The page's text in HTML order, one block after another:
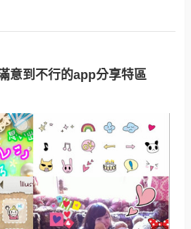
意到不行的app分享特區